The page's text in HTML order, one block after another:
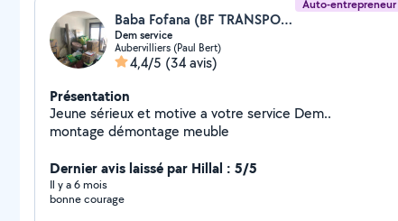
Auto-entrepreneur
Baba Fofana (BF TRANSPORT)
Dem service
Aubervilliers (Paul Bert)
4,4/5 (34 avis)
Présentation
Jeune sérieux et motive a votre service Dem..
montage démontage meuble
Dernier avis laissé par Hillal : 5/5
Il y a 6 mois
bonne courage